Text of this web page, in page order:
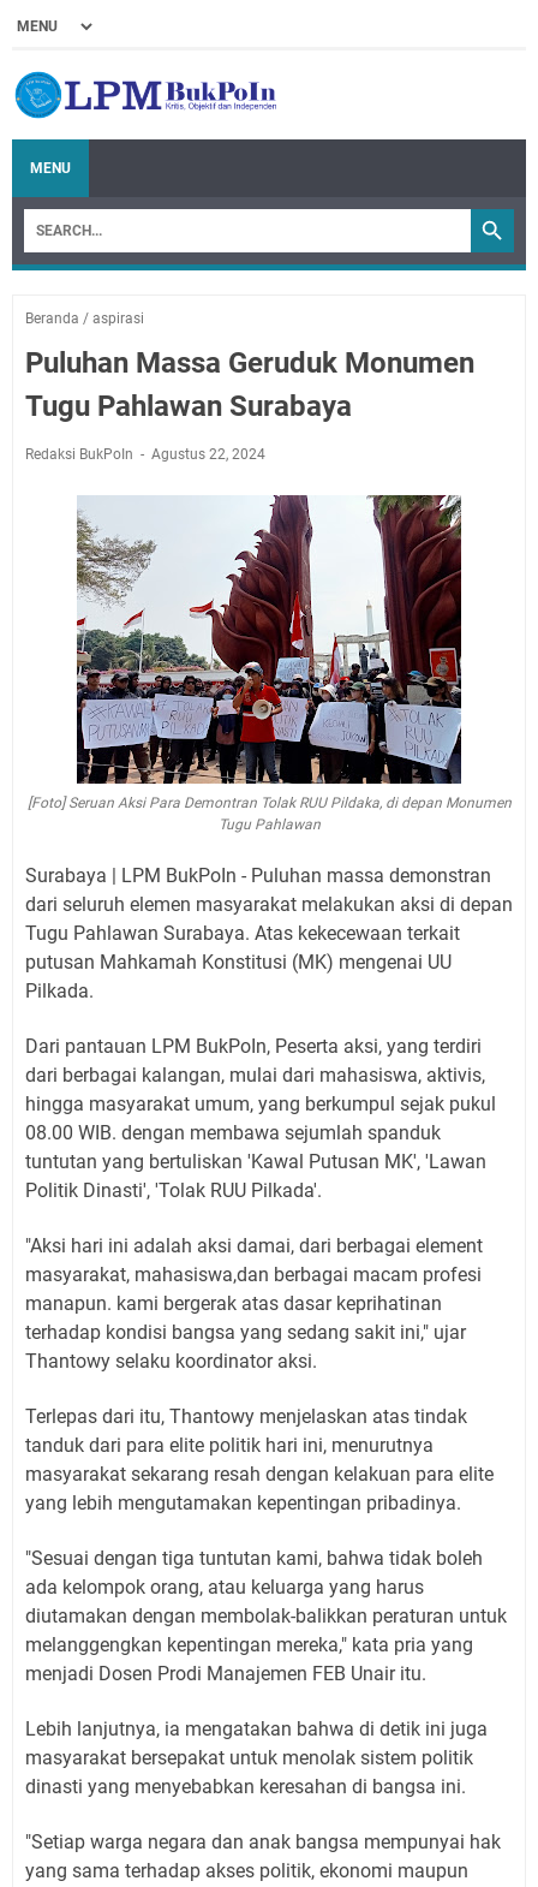
MENU
Beranda / aspirasi
Puluhan Massa Geruduk Monumen
Tugu Pahlawan Surabaya
Redaksi BukPoIn Agustus 22, 2024
[Foto] Seruan Aksi Para Demontran Tolak RUU Pildaka, di depan Monumen
Tugu Pahlawan
Surabaya | LPM BukPoIn - Puluhan massa demonstran
dari seluruh elemen masyarakat melakukan aksi di depan
Tugu Pahlawan Surabaya. Atas kekecewaan terkait
putusan Mahkamah Konstitusi (MK) mengenai UU
Pilkada.
Dari pantauan LPM BukPoIn, Peserta aksi, yang terdiri
dari berbagai kalangan, mulai dari mahasiswa, aktivis,
hingga masyarakat umum, yang berkumpul sejak pukul
08.00 WIB. dengan membawa sejumlah spanduk
tuntutan yang bertuliskan 'Kawal Putusan MK', 'Lawan
Politik Dinasti', 'Tolak RUU Pilkada'.
"Aksi hari ini adalah aksi damai, dari berbagai element
masyarakat, mahasiswa,dan berbagai macam profesi
manapun. kami bergerak atas dasar keprihatinan
terhadap kondisi bangsa yang sedang sakit ini," ujar
Thantowy selaku koordinator aksi.
Terlepas dari itu, Thantowy menjelaskan atas tindak
tanduk dari para elite politik hari ini, menurutnya
masyarakat sekarang resah dengan kelakuan para elite
yang lebih mengutamakan kepentingan pribadinya.
"Sesuai dengan tiga tuntutan kami, bahwa tidak boleh
ada kelompok orang, atau keluarga yang harus
diutamakan dengan membolak-balikkan peraturan untuk
melanggengkan kepentingan mereka," kata pria yang
menjadi Dosen Prodi Manajemen FEB Unair itu.
Lebih lanjutnya, ia mengatakan bahwa di detik ini juga
masyarakat bersepakat untuk menolak sistem politik
dinasti yang menyebabkan keresahan di bangsa ini.
"Setiap warga negara dan anak bangsa mempunyai hak
yang sama terhadap akses politik, ekonomi maupun